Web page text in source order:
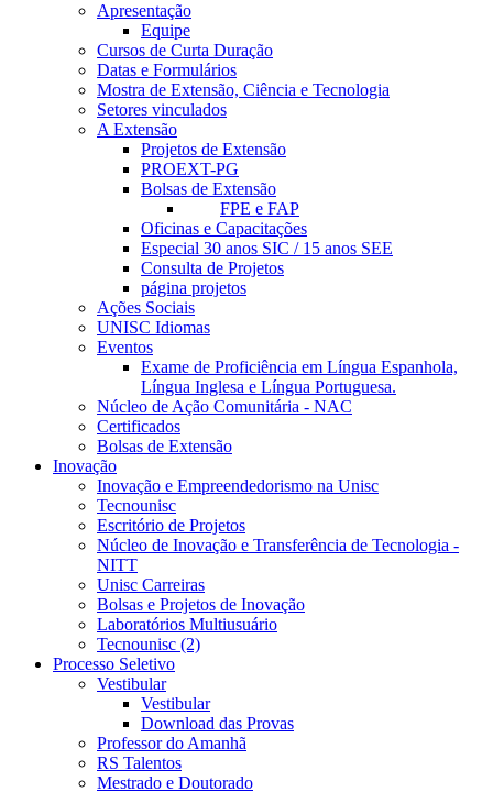
Apresentação
Equipe
Cursos de Curta Duração
Datas e Formulários
Mostra de Extensão, Ciência e Tecnologia
Setores vinculados
A Extensão
Projetos de Extensão
PROEXT-PG
Bolsas de Extensão
FPE e FAP
Oficinas e Capacitações
Especial 30 anos SIC / 15 anos SEE
Consulta de Projetos
página projetos
Ações Sociais
UNISC Idiomas
Eventos
Exame de Proficiência em Língua Espanhola,
Língua Inglesa e Língua Portuguesa.
Núcleo de Ação Comunitária - NAC
Certificados
Bolsas de Extensão
Inovação
Inovação e Empreendedorismo na Unisc
Tecnounisc
Escritório de Projetos
Núcleo de Inovação e Transferência de Tecnologia -
NITT
Unisc Carreiras
Bolsas e Projetos de Inovação
Laboratórios Multiusuário
Tecnounisc (2)
Processo Seletivo
Vestibular
Vestibular
Download das Provas
Professor do Amanhã
RS Talentos
Mestrado e Doutorado